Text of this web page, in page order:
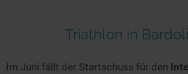
Triathlon in
Im Juni fällt der Startschuss für den